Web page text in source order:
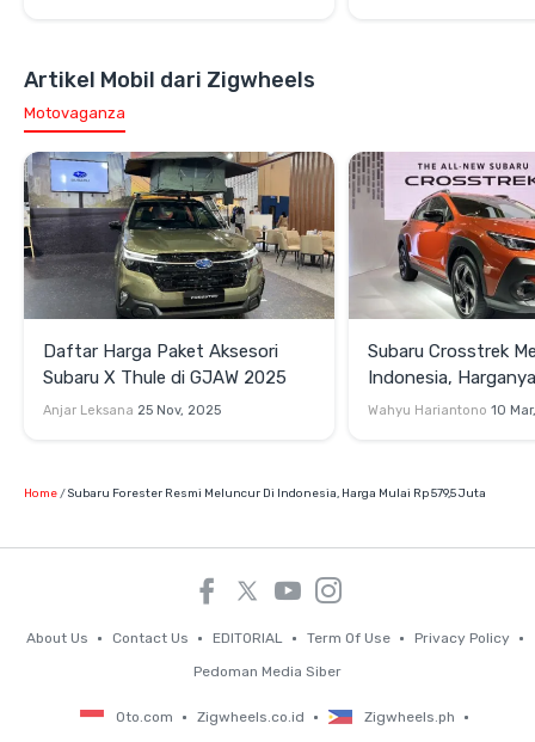
Artikel Mobil dari Zigwheels
Motovaganza
Daftar Harga Paket Aksesori
Subaru X Thule di GJAW 2025
Anjar Leksana 25 Nov, 2025
Subaru Crosstrek
Indonesia,
Juta
Wahyu Hariantono 10
Home Subaru Forester Resmi Meluncur Di Indonesia, Harga Mulai Rp 579,5 Juta
About Us Contact Us EDITORIAL Term Of Use
Privacy Policy
Pedoman Media Siber
Oto.com Zigwheels.co.id Zigwheels.ph